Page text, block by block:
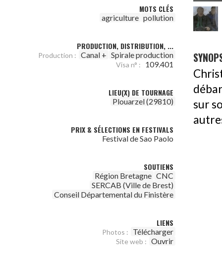
MOTS CLÉS
agriculture pollution
PRODUCTION, DISTRIBUTION, ...
Production : Canal + Spirale production
Visa n° : 109.401
LIEU(X) DE TOURNAGE
Plouarzel (29810)
PRIX & SÉLECTIONS EN FESTIVALS
Festival de Sao Paolo
SOUTIENS
Région Bretagne CNC
SERCAB (Ville de Brest)
Conseil Départemental du Finistère
LIENS
Photos : Télécharger
Site web : Ouvrir
sur